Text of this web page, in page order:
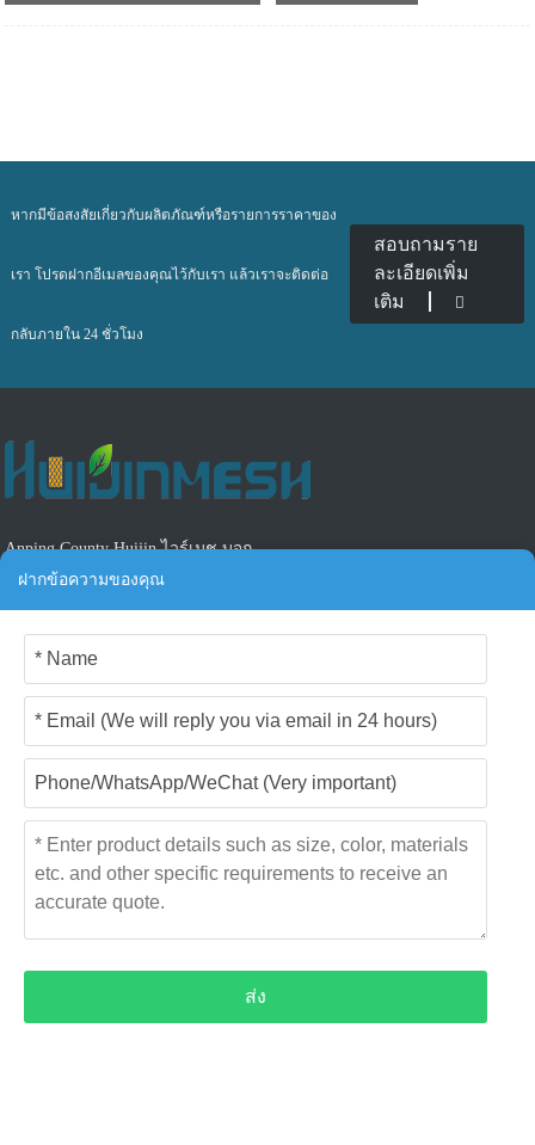
หากมีข้อสงสัยเกี่ยวกับผลิตภัณฑ์หรือรายการราคาของ
เรา โปรดฝากอีเมลของคุณไว้กับเรา แล้วเราจะติดต่อ
กลับภายใน 24 ชั่วโมง
สอบถามราย
ละเอียดเพิ่ม
เติม
Anping County Huijin ไวร์เมช บจก.
โทร: +86-17749827817
อีเมล์: carol.feng@huijinwiremesh.com
เกี่ยวกับเรา
เกี่ยวกับเรา
คำถามที่พบบ่อย
ติดต่อเรา
เว็บไซต์อื่น ๆ
ผลิตภัณฑ์ของเรา
โลหะขยาย
โลหะพรุน
ตะแกรงความปลอดภัย
ตาข่ายสถาปัตยกรรม
ฝากข้อความของคุณ
ส่ง